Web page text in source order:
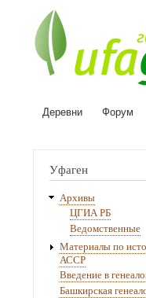
Основная
Деревни Форум
Уфаген
Архивы
ЦГИА РБ
Ведомственные
Материалы по
АССР
Введение в
Башкирская